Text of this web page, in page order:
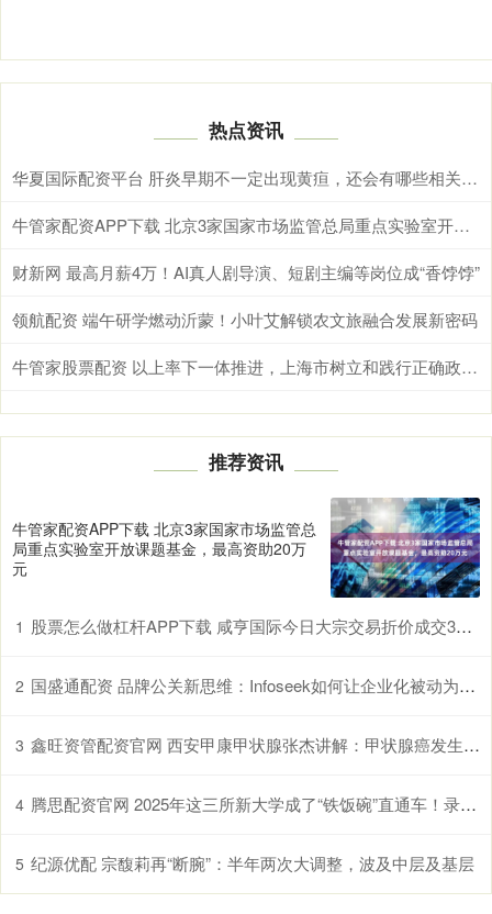
热点资讯
华夏国际配资平台 肝炎早期不一定出现黄疸，还会有哪些相关表现
牛管家配资APP下载 北京3家国家市场监管总局重点实验室开放课题基金，最高资助20万元
财新网 最高月薪4万！AI真人剧导演、短剧主编等岗位成“香饽饽”
领航配资 端午研学燃动沂蒙！小叶艾解锁农文旅融合发展新密码
牛管家股票配资 以上率下一体推进，上海市树立和践行正确政绩观学习教育实现良好开局
推荐资讯
牛管家配资APP下载 北京3家国家市场监管总
局重点实验室开放课题基金，最高资助20万
元
1 股票怎么做杠杆APP下载 咸亨国际今日大宗交易折价成交359.4万股，成交额5337.12万元
2 国盛通配资 品牌公关新思维：Infoseek如何让企业化被动为主动
3 鑫旺资管配资官网 西安甲康甲状腺张杰讲解：甲状腺癌发生与3个因素有关，第一个最明显，却最易忽略！
4 腾思配资官网 2025年这三所新大学成了“铁饭碗”直通车！录取分不高，就业率却超高！26考生请收好
5 纪源优配 宗馥莉再“断腕”：半年两次大调整，波及中层及基层